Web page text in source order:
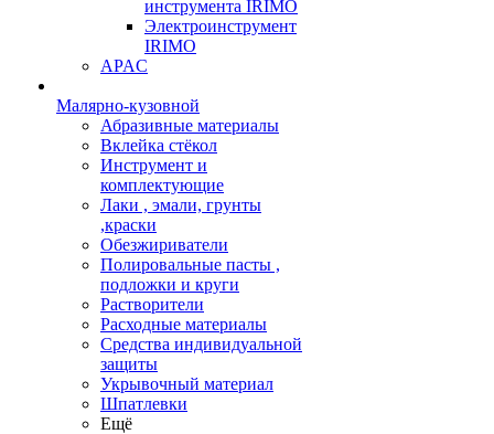
инструмента IRIMO
Электроинструмент
IRIMO
APAC
Малярно-кузовной
Абразивные материалы
Вклейка стёкол
Инструмент и
комплектующие
Лаки , эмали, грунты
,краски
Обезжириватели
Полировальные пасты ,
подложки и круги
Растворители
Расходные материалы
Средства индивидуальной
защиты
Укрывочный материал
Шпатлевки
Ещё